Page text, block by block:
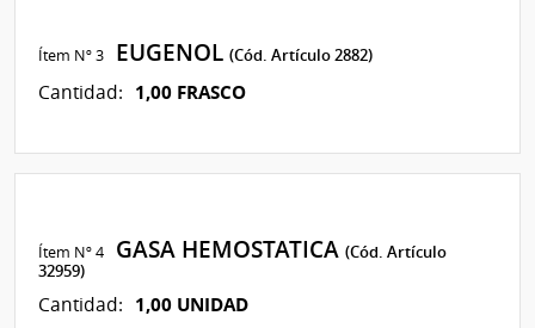
Ítem Nº 3 EUGENOL(Cód. Artículo 2882)
Cantidad: 1,00 FRASCO
Ítem Nº 4 GASA HEMOSTATICA(Cód. Artículo
32959)
Cantidad: 1,00 UNIDAD